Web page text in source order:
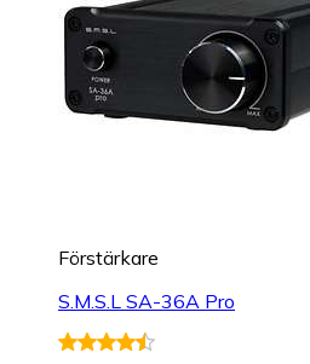
Förstärkare
S.M.S.L SA-36A Pro